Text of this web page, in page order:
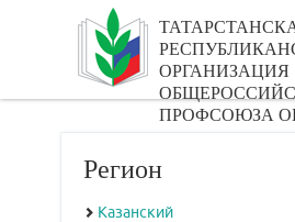
ОРГАНИЗАЦИЯ
ПРОФСОЮЗА
Регион
Казанский